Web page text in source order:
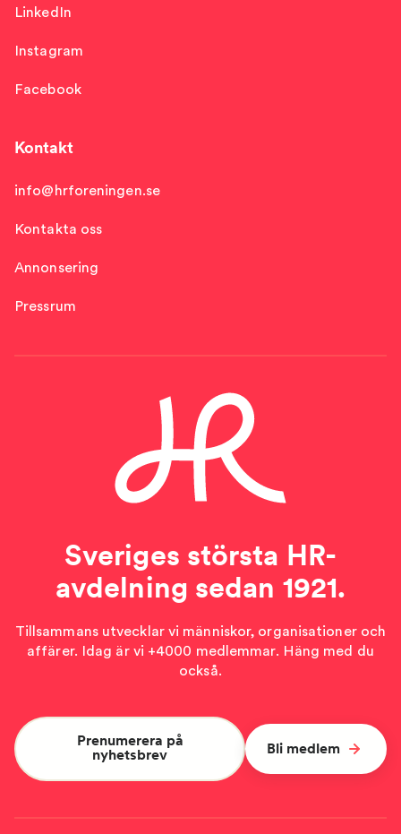
LinkedIn
Instagram
Facebook
Kontakt
info@hrforeningen.se
Kontakta oss
Annonsering
Pressrum
Sveriges största HR-
avdelning sedan 1921.
Tillsammans utvecklar vi människor, organisationer och
affärer. Idag är vi +4000 medlemmar. Häng med du
också.
Prenumerera på
nyhetsbrev
Bli medlem